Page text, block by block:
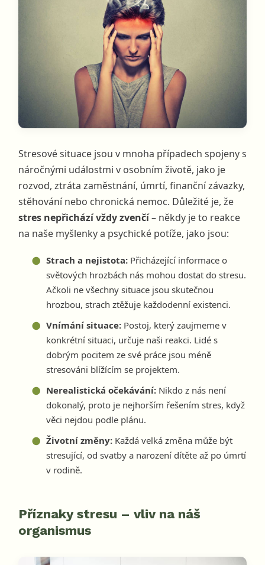
Stresové situace jsou v mnoha případech spojeny s
náročnými událostmi v osobním životě, jako je
rozvod, ztráta zaměstnání, úmrtí, finanční závazky,
stěhování nebo chronická nemoc. Důležité je, že
stres nepřichází vždy zvenčí– někdy je to reakce
na naše myšlenky a psychické potíže, jako jsou:
Strach a nejistota: Přicházející informace o
světových hrozbách nás mohou dostat do stresu.
Ačkoli ne všechny situace jsou skutečnou
hrozbou, strach ztěžuje každodenní existenci.
Vnímání situace: Postoj, který zaujmeme v
konkrétní situaci, určuje naši reakci. Lidé s
dobrým pocitem ze své práce jsou méně
stresováni blížícím se projektem.
Nerealistická očekávání: Nikdo z nás není
dokonalý, proto je nejhorším řešením stres, když
věci nejdou podle plánu.
Životní změny: Každá velká změna může být
stresující, od svatby a narození dítěte až po úmrtí
v rodině.
Příznaky stresu – vliv na náš
organismus